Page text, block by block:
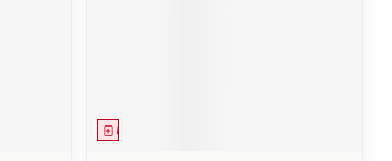
Médicament